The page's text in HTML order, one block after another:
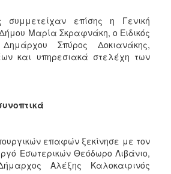
συμμετείχαν επίσης η Γενική
Μαρία Σκραφνάκη, ο Ειδικός
Σπύρος Δοκιανάκης,
και υπηρεσιακά στελέχη των
επαφών ξεκίνησε με τον
Εσωτερικών Θεόδωρο Λιβάνιο,
Αλέξης Καλοκαιρινός